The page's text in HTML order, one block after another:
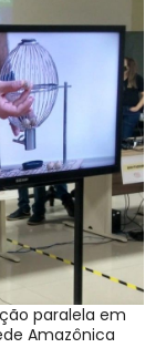
paralela em
Amazônica